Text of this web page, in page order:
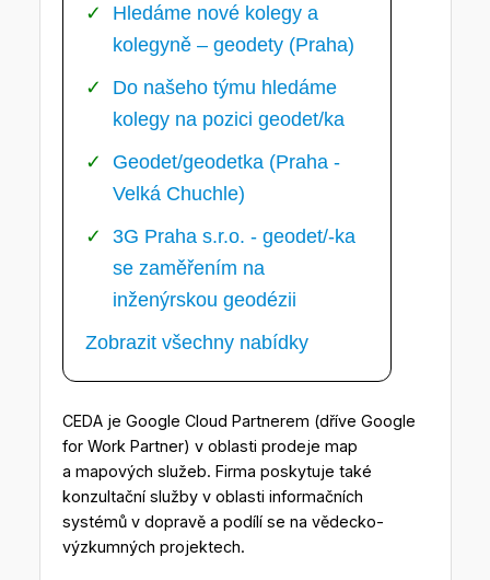
Hledáme nové kolegy a
kolegyně – geodety (Praha)
Do našeho týmu hledáme
kolegy na pozici geodet/ka
Geodet/geodetka (Praha -
Velká Chuchle)
3G Praha s.r.o. - geodet/-ka
se zaměřením na
inženýrskou geodézii
Zobrazit všechny nabídky
CEDA je Google Cloud Partnerem (dříve Google
for Work Partner) v oblasti prodeje map
a mapových služeb. Firma poskytuje také
konzultační služby v oblasti informačních
systémů v dopravě a podílí se na vědecko-
výzkumných projektech.